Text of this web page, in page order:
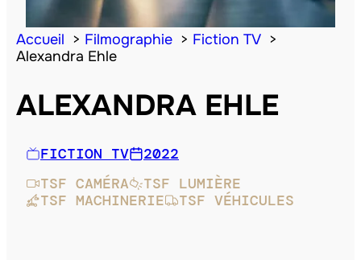
Accueil Filmographie
Fiction TV
Alexandra Ehle
ALEXANDRA EHLE
FICTION TV
2022
TSF CAMÉRA
TSF LUMIÈRE
TSF MACHINERIE
TSF VÉHICULES